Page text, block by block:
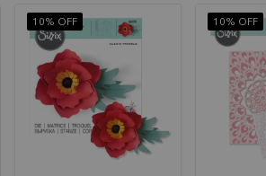
10% OFF 10% OFF